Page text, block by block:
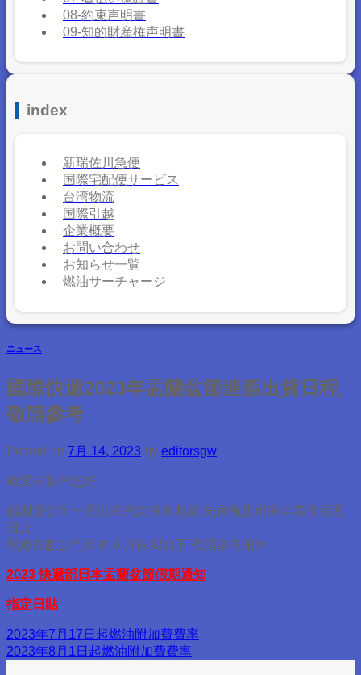
08-約束声明書
09-知的財産権声明書
index
新瑞佐川急便
国際宅配便サービス
台湾物流
国際引越
企業概要
お問い合わせ
お知らせ一覧
燃油サーチャージ
ニュース
國際快遞2023年盂蘭盆節連假出貨日程,
敬請參考
Posted on 7月 14, 2023 by editorsgw
敬愛的客戶您好
感謝貴公司一直以來的支持與照顧,先預祝貴司來年業務蒸蒸
日上
現通知敝公司日本 8 月假期如下,敬請參考附件
2023 快遞部日本盂蘭盆節假期通知
指定日貼
2023年7月17日起燃油附加費費率
2023年8月1日起燃油附加費費率